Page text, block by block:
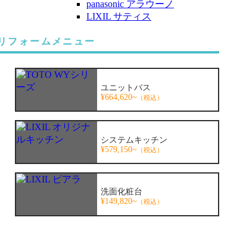
panasonic アラウーノ
LIXIL サティス
フォームメニュー
ユニットバス
¥664,620~ （税込）
システムキッチン
¥579,150~ （税込）
洗面化粧台
¥149,820~ （税込）